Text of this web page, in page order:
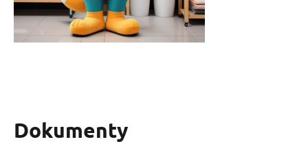
Dokumenty